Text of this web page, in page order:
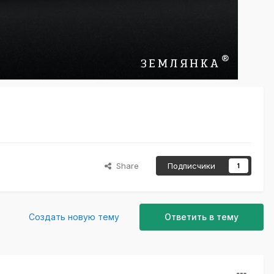
Share Подписчики 1
Ответить в тему
Создать новую тему